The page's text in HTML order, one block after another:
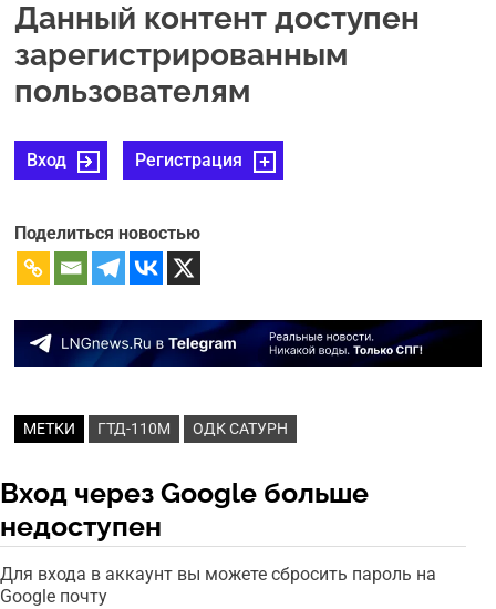
Данный контент доступен
зарегистрированным
пользователям
Вход Регистрация
Поделиться новостью
МЕТКИ ГТД-110М ОДК САТУРН
Вход через Google больше
недоступен
Для входа в аккаунт вы можете сбросить пароль на
Google почту